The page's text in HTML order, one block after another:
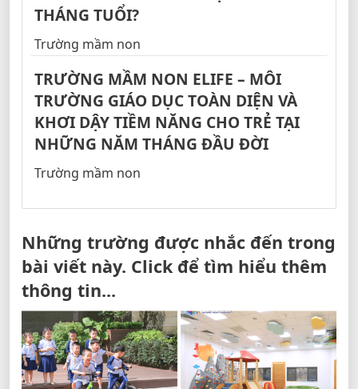
THÁNG TUỔI?
Trường mầm non
TRƯỜNG MẦM NON ELIFE – MÔI
TRƯỜNG GIÁO DỤC TOÀN DIỆN VÀ
KHƠI DẬY TIỀM NĂNG CHO TRẺ TẠI
NHỮNG NĂM THÁNG ĐẦU ĐỜI
Trường mầm non
Những trường được nhắc đến trong
bài viết này. Click để tìm hiểu thêm
thông tin...